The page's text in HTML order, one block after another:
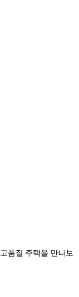
품질 주택을 만나보